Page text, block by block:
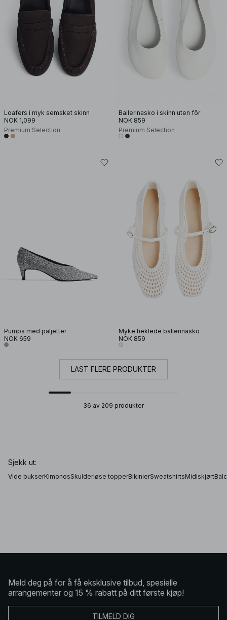
Loafers i myk semsket skinn
NOK 1,099
Premium Selection
Ballerinasko i skinn uten fôr
NOK 859
Premium Selection
Pumps med paljetter
NOK 659
Myke heklede ballerinasko
NOK 859
LAST FLERE PRODUKTER
36 av 209 produkter
Sjekk ut:
Vide bukserKimonosSkulderløse topperBikinierSweatshirtsMidiskjørt
Meld deg på for å få eksklusive tilbud, spesielle
arrangementer og 15 % rabatt på ditt første kjøp!
TILMELD DIG